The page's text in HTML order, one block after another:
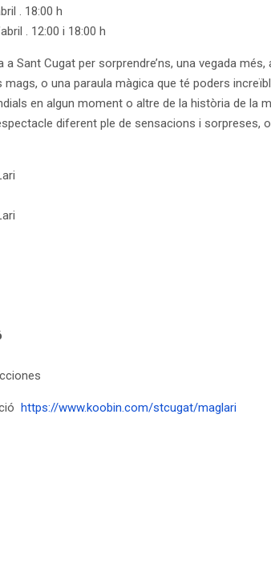
. 18:00 h
. 12:00 i 18:00 h
a Sant Cugat per sorprendre’ns, una vegada
mags, o una paraula màgica que té poders
en algun moment o altre de la història de la
diferent ple de sensacions i sorpreses,
https://www.koobin.com/stcugat/maglari